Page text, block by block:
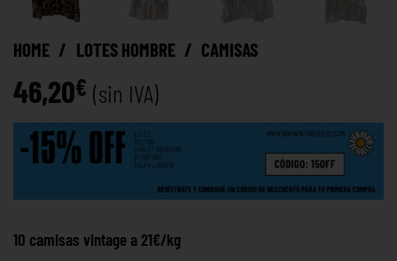
HOME / LOTES HOMBRE / CAMISAS
46,20€ (sin IVA)
10 camisas vintage a 21€/kg